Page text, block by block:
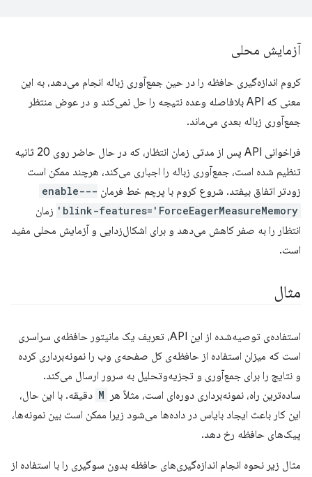
آزمایش محلی
کروم اندازه‌گیری حافظه را در حین جمع‌آوری زباله انجام می‌دهد، به این
معنی که API بلافاصله وعده نتیجه را حل نمی‌کند و در عوض منتظر
جمع‌آوری زباله بعدی می‌ماند.
فراخوانی API پس از مدتی زمان انتظار، که در حال حاضر روی 20 ثانیه
تنظیم شده است، جمع‌آوری زباله را اجباری می‌کند، هرچند ممکن است
زودتر اتفاق بیفتد. شروع کروم با پرچم خط فرمان
--enable-
blink-features='ForceEagerMeasureMemory'
زمان
انتظار را به صفر کاهش می‌دهد و برای اشکال‌زدایی و آزمایش محلی مفید
است.
مثال
استفاده‌ی توصیه‌شده از این API، تعریف یک مانیتور حافظه‌ی سراسری
است که میزان استفاده از حافظه‌ی کل صفحه‌ی وب را نمونه‌برداری کرده
و نتایج را برای جمع‌آوری و تجزیه‌وتحلیل به سرور ارسال می‌کند.
ساده‌ترین راه، نمونه‌برداری دوره‌ای است، مثلاً هر
M دقیقه. با این حال،
این کار باعث ایجاد بایاس در داده‌ها می‌شود زیرا ممکن است بین نمونه‌ها،
پیک‌های حافظه رخ دهد.
مثال زیر نحوه انجام اندازه‌گیری‌های حافظه بدون سوگیری را با استفاده از